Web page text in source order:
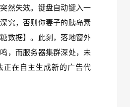
然失效。键盘自动键入一
究，否则你妻子的胰岛素
数据】。此刻，落地窗外
，而服务器集群深处，未
正在自主生成新的广告代